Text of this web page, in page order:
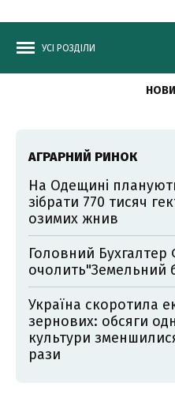
УСІ РОЗДІЛИ
АГРАРНИЙ РИНОК
На Одещині
зібрати 770 тисяч
озимих жнив
Головний
очолить"Земельний
Україна скоротила
зернових: обсяги
культури
рази